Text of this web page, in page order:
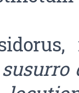
susurro